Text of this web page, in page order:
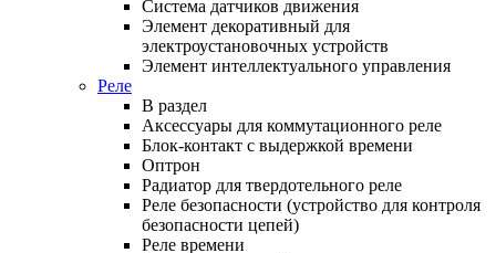
Система датчиков движения
Элемент декоративный для
электроустановочных устройств
Элемент интеллектуального управления
Реле
В раздел
Аксессуары для коммутационного реле
Блок-контакт с выдержкой времени
Оптрон
Радиатор для твердотельного реле
Реле безопасности (устройство для контроля
безопасности цепей)
Реле времени